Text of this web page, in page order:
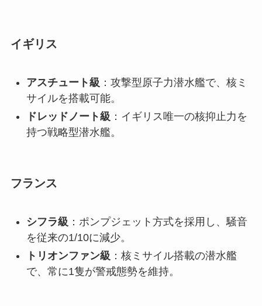
イギリス
アスチュート級 ：攻撃型原子力潜水艦で、核ミ
サイルを搭載可能。
ドレッドノート級 ：イギリス唯一の核抑止力を
持つ戦略型潜水艦。
フランス
シフラ級 ：ポンプジェット方式を採用し、騒音
を従来の1/10に減少。
トリオンファン級 ：核ミサイル搭載の潜水艦
で、常に1隻が警戒態勢を維持。